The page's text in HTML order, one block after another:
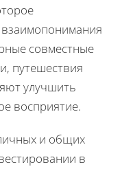
совместные
путешествия
улучшить
восприятие.
и общих
в